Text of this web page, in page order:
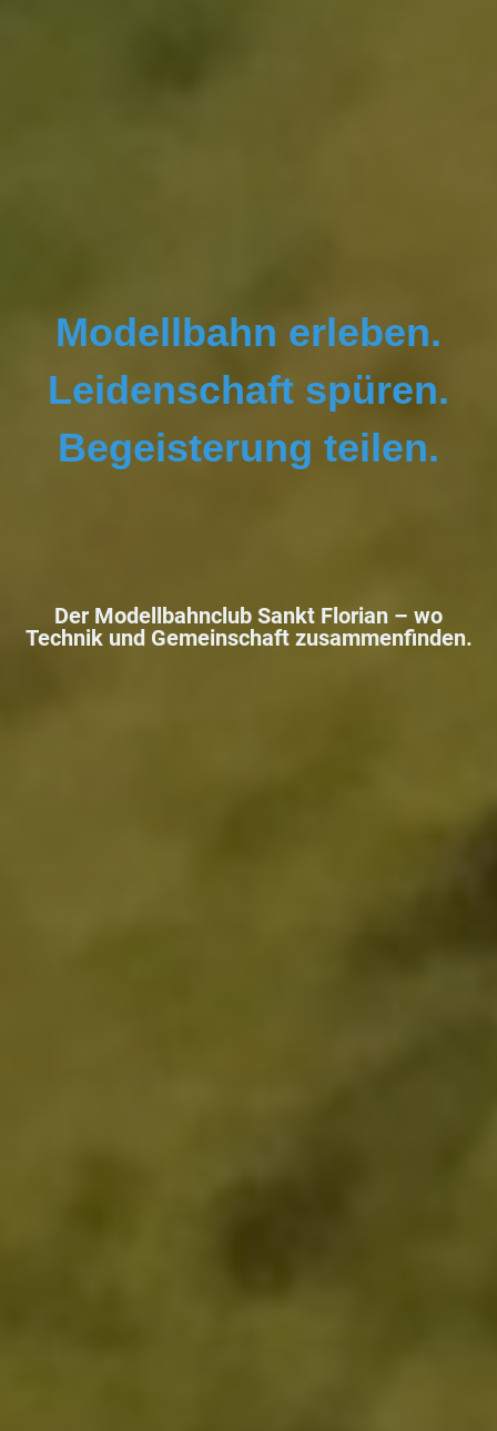
Modellbahn erleben.
Leidenschaft spüren.
Begeisterung teilen.
Der Modellbahnclub Sankt Florian – wo
Technik und Gemeinschaft zusammenfinden.